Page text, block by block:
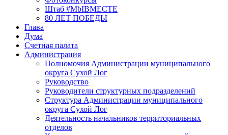
Штаб #MbIBMECTE
80 ЛЕТ ПОБЕДЫ
Глава
Дума
Счетная палата
Администрация
Полномочия Администрации муниципального
округа Сухой Лог
Руководство
Руководители структурных подразделений
Структура Администрации муниципального
округа Сухой Лог
Деятельность начальников территориальных
отделов